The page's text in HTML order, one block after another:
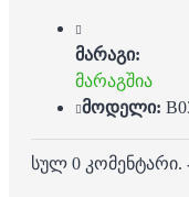
მარაგი:
მარაგშია
მოდელი:
სულ 0 კომენტარი.